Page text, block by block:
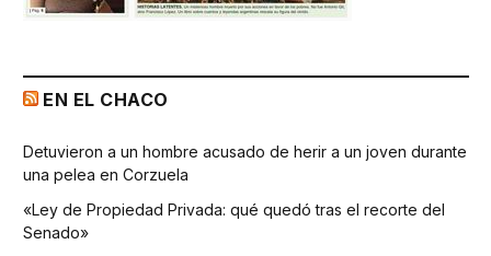
EN EL CHACO
Detuvieron a un hombre acusado de herir a un joven durante
una pelea en Corzuela
«Ley de Propiedad Privada: qué quedó tras el recorte del
Senado»